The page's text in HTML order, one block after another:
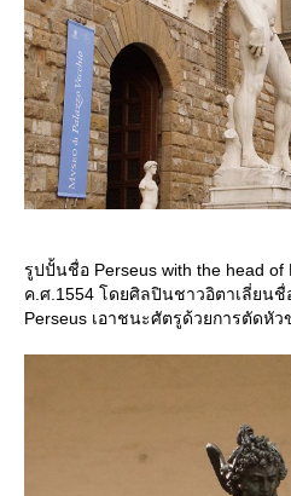
รูปปั้นชื่อ Perseus with the head
ค.ศ.1554 โดยศิลปินชาวอิตาเลี่ยนชื่
Perseus เอาชนะศัตรูด้วยการตัดหั